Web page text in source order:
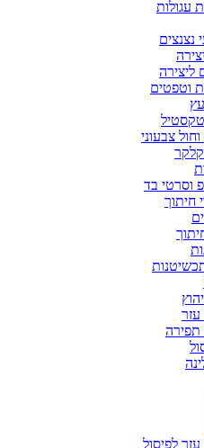
עגולות
נצנצים
ליצירה
וטפטים
צבעוני
וסרטי בד
חיתוך
עזר
תפירה
עזר לפיסול